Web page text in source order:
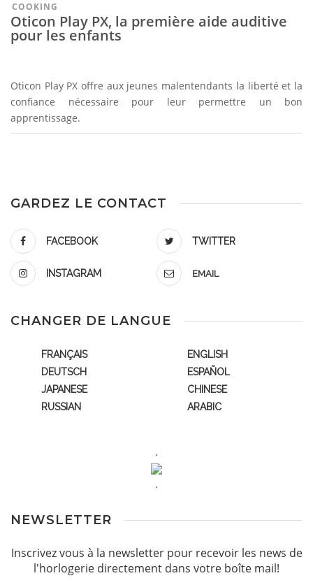
COOKING
Oticon Play PX, la première aide auditive
pour les enfants
Oticon Play PX offre aux jeunes malentendants la liberté et la
confiance nécessaire pour leur permettre un bon
apprentissage.
GARDEZ LE CONTACT
FACEBOOK TWITTER
INSTAGRAM EMAIL
CHANGER DE LANGUE
FRANÇAIS
ENGLISH
DEUTSCH
ESPAÑOL
JAPANESE
CHINESE
RUSSIAN
ARABIC
.
.
NEWSLETTER
Inscrivez vous à la newsletter pour recevoir les news de
l'horlogerie directement dans votre boîte mail!